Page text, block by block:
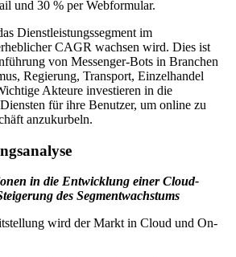
und 30 % per Webformular.
Dienstleistungssegment im
CAGR wachsen wird. Dies ist
von Messenger-Bots in Branchen
Regierung, Transport, Einzelhandel
Akteure investieren in die
für ihre Benutzer, um online zu
anzukurbeln.
in die Entwicklung einer Cloud-
des Segmentwachstums
wird der Markt in Cloud und On-